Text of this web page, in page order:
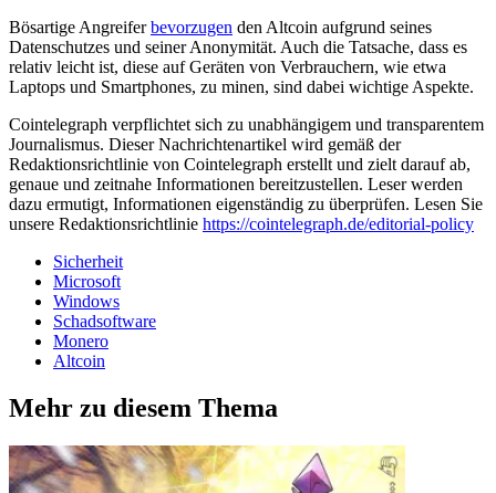
Bösartige Angreiferbevorzugen den Altcoin aufgrund seines
Datenschutzes und seiner Anonymität. Auch die Tatsache, dass es
relativ leicht ist, diese auf Geräten von Verbrauchern, wie etwa
Laptops und Smartphones, zu minen, sind dabei wichtige Aspekte.
Cointelegraph verpflichtet sich zu unabhängigem und transparentem
Journalismus. Dieser Nachrichtenartikel wird gemäß der
Redaktionsrichtlinie von Cointelegraph erstellt und zielt darauf ab,
genaue und zeitnahe Informationen bereitzustellen. Leser werden
dazu ermutigt, Informationen eigenständig zu überprüfen. Lesen Sie
unsere Redaktionsrichtlinie https://cointelegraph.de/editorial-policy
Sicherheit
Microsoft
Windows
Schadsoftware
Monero
Altcoin
Mehr zu diesem Thema